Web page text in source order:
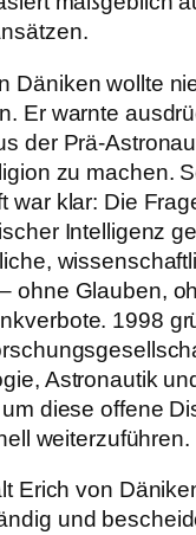
Däniken wollte
Er warnte
der Prä-
zu machen.
war klar: Die
Intelligenz
ohne Glauben,
1998
Astronautik
diese offene
weiterzuführen.
Erich von
und